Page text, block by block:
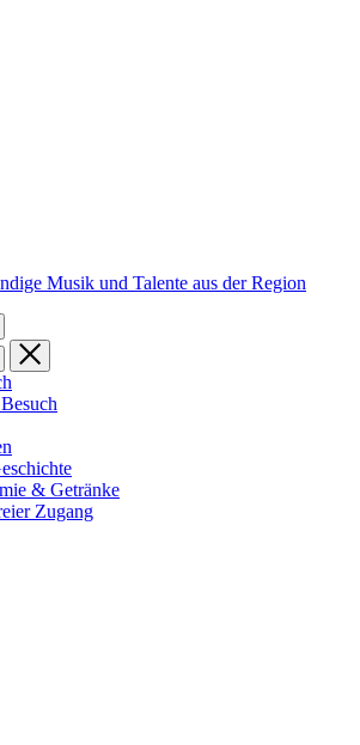
Musik und Talente aus der Region
& Getränke
Zugang